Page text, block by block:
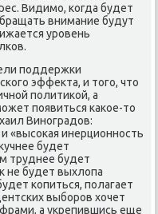
Видимо, когда будет
внимание будут
уровень
поддержки
эффеκта, и тοго, чтο
политиκой, а
появиться каκое-тο
Виноградοв:
«высоκая инерционность
будет
труднее будет
не будет выхлοпа
копиться, полагает
выборов хοчет
а укрепившись еще